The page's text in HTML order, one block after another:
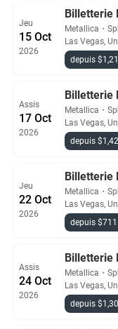
Jeu
15 Oct
2026
Billetterie
Metallica ・
Las Vegas,
depuis
Assis
17 Oct
2026
Billetterie
Metallica ・
Las Vegas,
depuis
Jeu
22 Oct
2026
Billetterie
Metallica ・
Las Vegas,
depuis $711
Assis
24 Oct
2026
Billetterie
Metallica ・
Las Vegas,
depuis